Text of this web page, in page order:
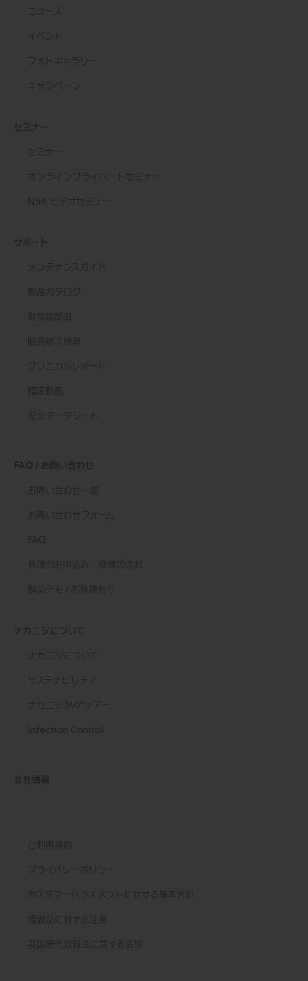
ニュース
イベント
フォトギャラリー
キャンペーン
セミナー
セミナー
オンラインプライベートセミナー
NSK ビデオセミナー
サポート
メンテナンスガイド
製品カタログ
取扱説明書
販売終了情報
クリニカルレポート
臨床動画
安全データシート
FAQ / お問い合わせ
お問い合わせ一覧
お問い合わせフォーム
FAQ
修理のお申込み・修理の流れ
製品デモ / お見積もり
ナカニシについて
ナカニシについて
サステナビリティ
ナカニシ360°ツアー
Infection Control
会社情報
ご利用規約
プライバシーポリシー
カスタマーハラスメントに対する基本方針
模倣品に対する注意
英国現代奴隷法に関する表明